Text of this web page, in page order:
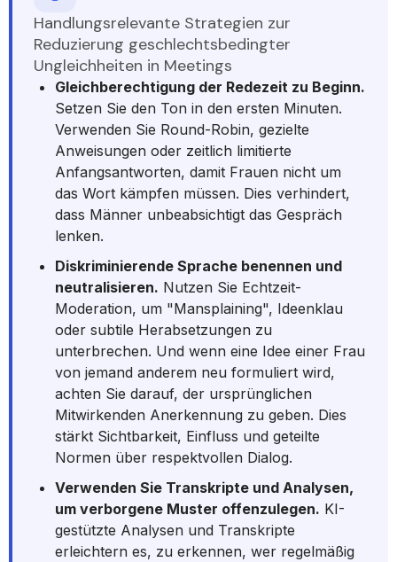
Handlungsrelevante Strategien zur
Reduzierung geschlechtsbedingter
Ungleichheiten in Meetings
Gleichberechtigung der Redezeit zu Beginn.
Setzen Sie den Ton in den ersten Minuten.
Verwenden Sie Round-Robin, gezielte
Anweisungen oder zeitlich limitierte
Anfangsantworten, damit Frauen nicht um
das Wort kämpfen müssen. Dies verhindert,
dass Männer unbeabsichtigt das Gespräch
lenken.
Diskriminierende Sprache benennen und
neutralisieren. Nutzen Sie Echtzeit-
Moderation, um "Mansplaining", Ideenklau
oder subtile Herabsetzungen zu
unterbrechen. Und wenn eine Idee einer Frau
von jemand anderem neu formuliert wird,
achten Sie darauf, der ursprünglichen
Mitwirkenden Anerkennung zu geben. Dies
stärkt Sichtbarkeit, Einfluss und geteilte
Normen über respektvollen Dialog.
Verwenden Sie Transkripte und Analysen,
um verborgene Muster offenzulegen. KI-
gestützte Analysen und Transkripte
erleichtern es, zu erkennen, wer regelmäßig